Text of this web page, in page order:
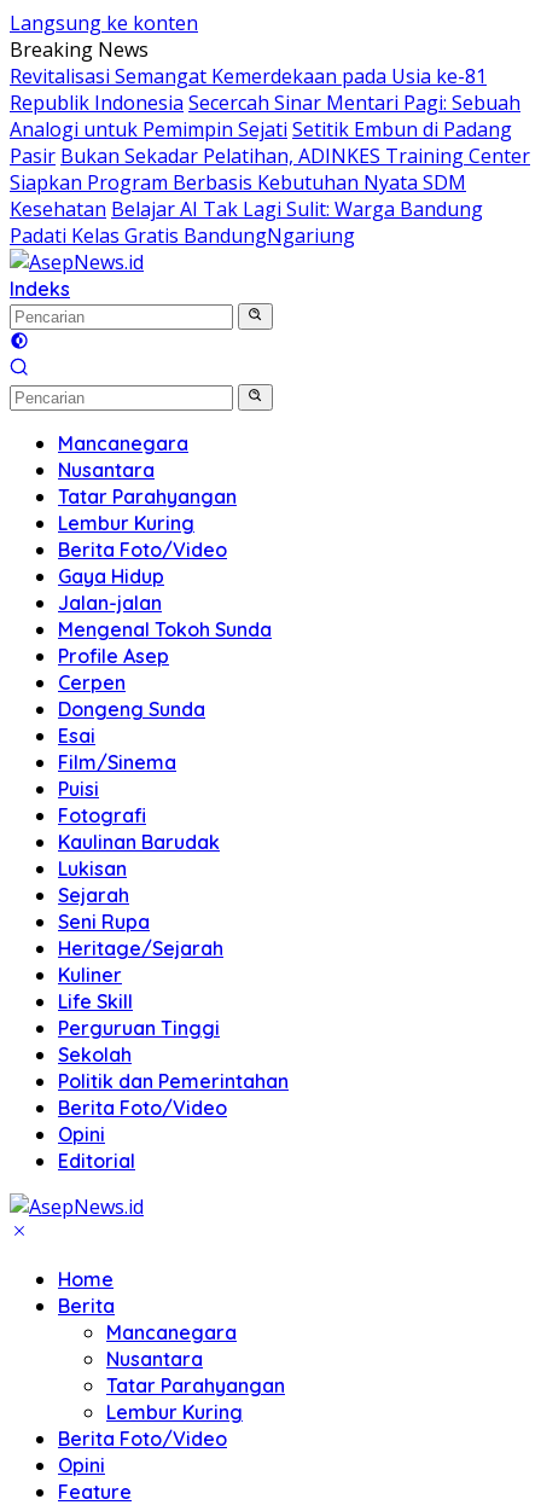
Langsung ke konten
Breaking News
Revitalisasi Semangat Kemerdekaan pada Usia ke-81
Republik Indonesia Secercah Sinar Mentari Pagi: Sebuah
Analogi untuk Pemimpin Sejati Setitik Embun di Padang
Pasir Bukan Sekadar Pelatihan, ADINKES Training Center
Siapkan Program Berbasis Kebutuhan Nyata SDM
Kesehatan Belajar AI Tak Lagi Sulit: Warga Bandung
Padati Kelas Gratis BandungNgariung
Indeks
Mancanegara
Nusantara
Tatar Parahyangan
Lembur Kuring
Berita Foto/Video
Gaya Hidup
Jalan-jalan
Mengenal Tokoh Sunda
Profile Asep
Cerpen
Dongeng Sunda
Esai
Film/Sinema
Puisi
Fotografi
Kaulinan Barudak
Lukisan
Sejarah
Seni Rupa
Heritage/Sejarah
Kuliner
Life Skill
Perguruan Tinggi
Sekolah
Politik dan Pemerintahan
Berita Foto/Video
Opini
Editorial
Home
Berita
Mancanegara
Nusantara
Tatar Parahyangan
Lembur Kuring
Berita Foto/Video
Opini
Feature